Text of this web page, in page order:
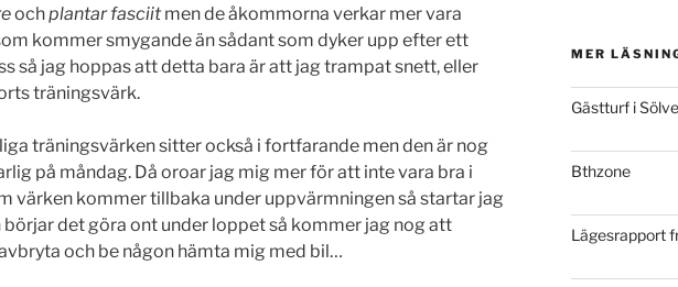
ochplantar fasciit men de åkommorna verkar mer vara
kommer smygande än sådant som dyker upp efter ett
så jag hoppas att detta bara är att jag trampat snett, eller
träningsvärk.
träningsvärken sitter också i fortfarande men den är nog
på måndag. Då oroar jag mig mer för att inte vara bra i
värken kommer tillbaka under uppvärmningen så startar jag
börjar det göra ont under loppet så kommer jag nog att
och be någon hämta mig med bil…
MER
Gästturf i
Bthzone
Lägesrapport